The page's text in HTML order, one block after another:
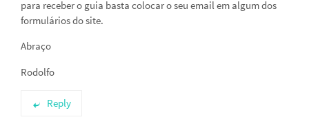
para receber o guia basta colocar o seu email em algum dos
formulários do site.
Abraço
Rodolfo
Reply